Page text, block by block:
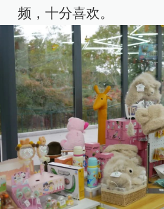
频，十分喜欢。